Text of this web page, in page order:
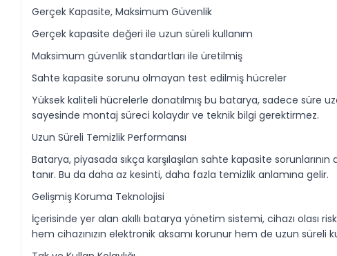
Gerçek Kapasite, Maksimum Güvenlik
Gerçek kapasite değeri ile uzun süreli kullanım
Maksimum güvenlik standartları ile üretilmiş
Sahte kapasite sorunu olmayan test edilmiş hücreler
Yüksek kaliteli hücrelerle donatılmış bu batarya, sadece süre
sayesinde montaj süreci kolaydır ve teknik bilgi gerektirmez.
Uzun Süreli Temizlik Performansı
Batarya, piyasada sıkça karşılaşılan sahte kapasite
tanır. Bu da daha az kesinti, daha fazla temizlik anlamına gelir.
Gelişmiş Koruma Teknolojisi
İçerisinde yer alan akıllı batarya yönetim sistemi, cihazı olası
hem cihazınızın elektronik aksamı korunur hem de uzun süreli